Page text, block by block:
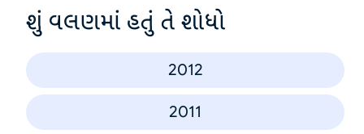
શું વલણમાં હતું તે શોધો
2012
2011